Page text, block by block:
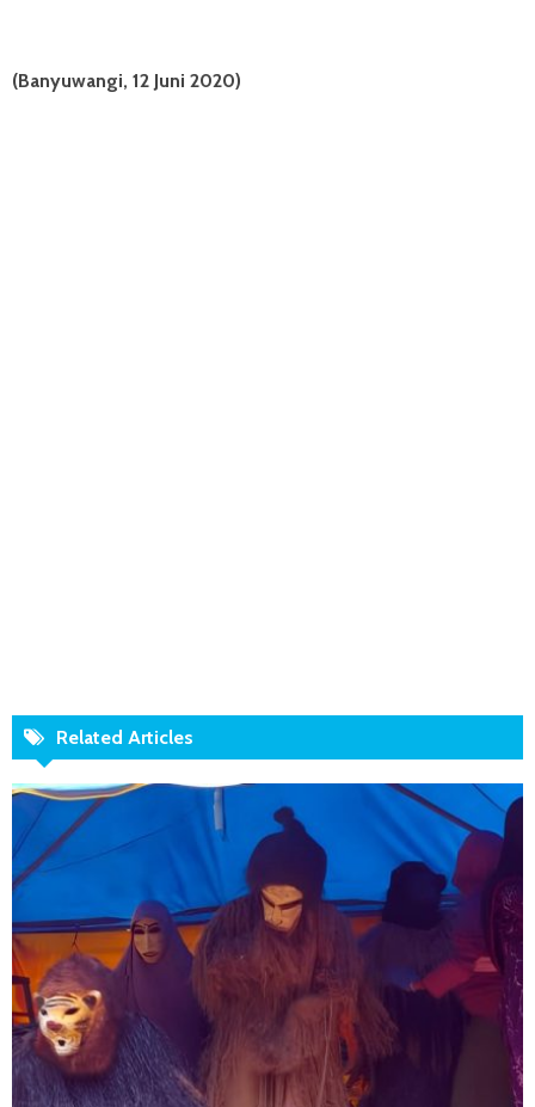
(Banyuwangi, 12 Juni 2020)
Related Articles